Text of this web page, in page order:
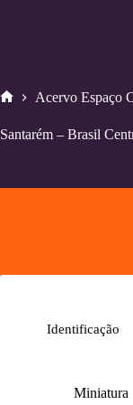
Acervo Espaço
Santarém – Brasil
Identificação
Miniatura